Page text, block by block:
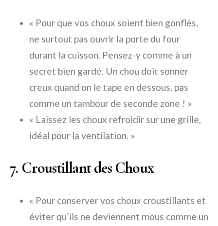
« Pour que vos choux soient bien gonflés,
ne surtout pas ouvrir la porte du four
durant la cuisson. Pensez-y comme à un
secret bien gardé. Un chou doit sonner
creux quand on le tape en dessous, pas
comme un tambour de seconde zone ! »
« Laissez les choux refroidir sur une grille,
idéal pour la ventilation. »
7. Croustillant des Choux
« Pour conserver vos choux croustillants et
éviter qu’ils ne deviennent mous comme un